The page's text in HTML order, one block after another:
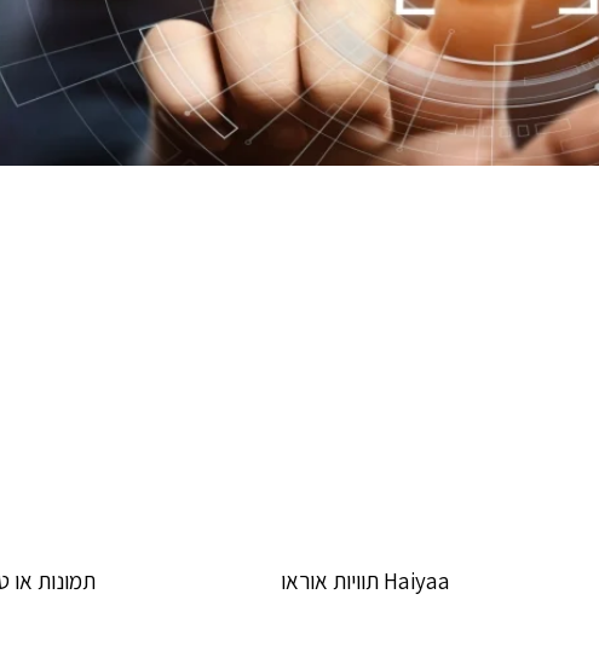
Haiyaa תוויות אוראו תמונות או